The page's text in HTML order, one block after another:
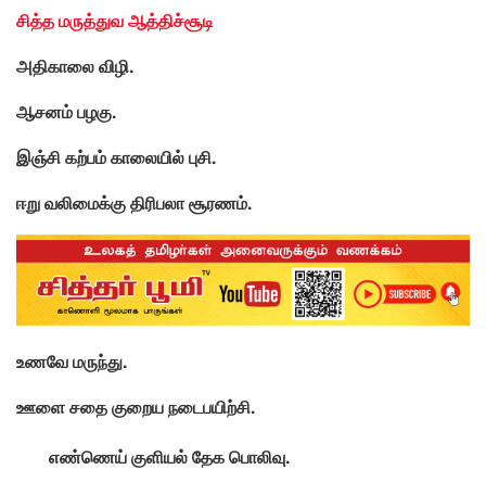
சித்த மருத்துவ ஆத்திச்சூடி
அதிகாலை விழி.
ஆசனம் பழகு.
இஞ்சி கற்பம் காலையில் புசி.
ஈறு வலிமைக்கு திரிபலா சூரணம்.
உணவே மருந்து.
ஊளை சதை குறைய நடைபயிற்சி.
எண்ணெய் குளியல் தேக பொலிவு.